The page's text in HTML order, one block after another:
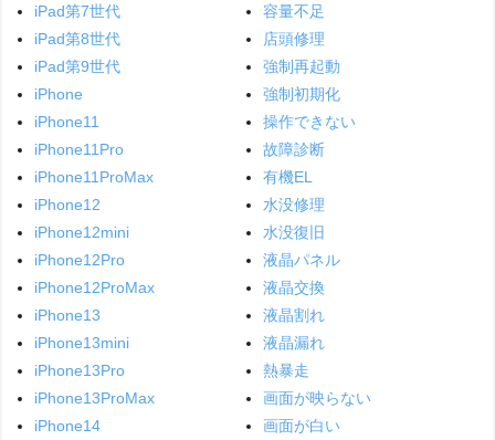
iPad第7世代
iPad第8世代
iPad第9世代
iPhone
iPhone11
iPhone11Pro
iPhone11ProMax
iPhone12
iPhone12mini
iPhone12Pro
iPhone12ProMax
iPhone13
iPhone13mini
iPhone13Pro
iPhone13ProMax
iPhone14
容量不足
店頭修理
強制再起動
強制初期化
操作できない
故障診断
有機EL
水没修理
水没復旧
液晶パネル
液晶交換
液晶割れ
液晶漏れ
熱暴走
画面が映らない
画面が白い